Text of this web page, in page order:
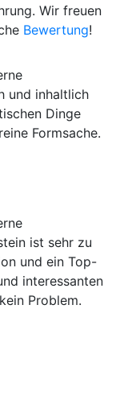
Wir freuen
Bewertung!
und inhaltlich
Dinge
Formsache.
ist sehr zu
und ein Top-
interessanten
Problem.